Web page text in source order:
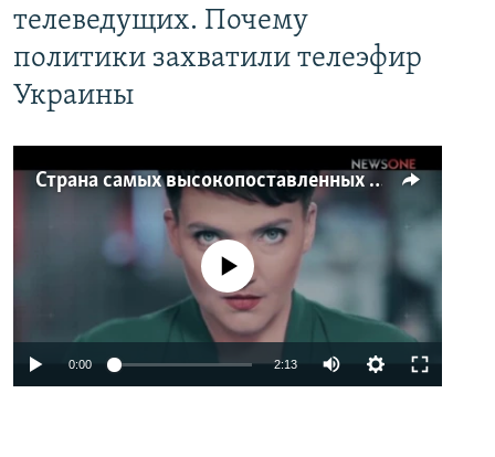
телеведущих. Почему
политики захватили телеэфир
Украины
Страна самых высокопоставленных телеведущих. Почему политики захватили телеэфир Украины
No media source currently available
0:00 2:13